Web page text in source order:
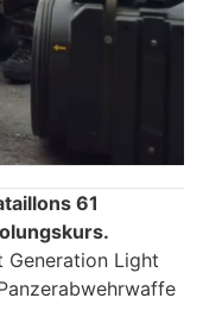
61
Generation Light